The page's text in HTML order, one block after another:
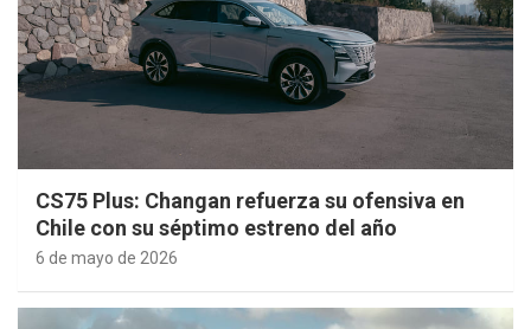
CS75 Plus: Changan refuerza su ofensiva en
Chile con su séptimo estreno del año
6 de mayo de 2026